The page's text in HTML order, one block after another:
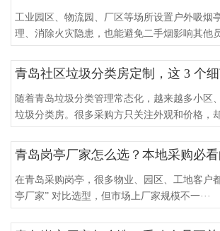
工业园区、物流园、厂区等场所设置户外吸烟
理、消除火灾隐患，也能避免二手烟影响其他员
青岛社区垃圾分类房定制，这 3 个
随着青岛垃圾分类管理常态化，越来越多小区
垃圾分类房。很多采购方只关注外观和价格，却
在青岛采购岗亭，很多物业、园区、工地客户
亭厂家” 对比选型，但市场上厂家规模不一···